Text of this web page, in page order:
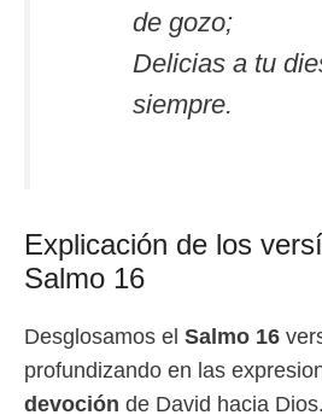
de gozo;
Delicias a tu
siempre.
Explicación de los
Salmo 16
Desglosamos el Salmo 16
profundizando en las
devoción de David hacia